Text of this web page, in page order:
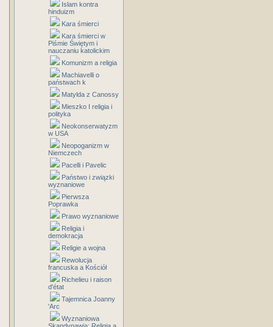
Islam kontra
hinduizm
Kara śmierci
Kara śmierci w
Piśmie Świętym i
nauczaniu katolickim
Komunizm a religia
Machiavelli o
państwach k
Matylda z Canossy
Mieszko I religia i
polityka
Neokonserwatyzm
w USA
Neopoganizm w
Niemczech
Pacelli i Pavelic
Państwo i związki
wyznaniowe
Pierwsza
Poprawka
Prawo wyznaniowe
Religia i
demokracja
Religie a wojna
Rewolucja
francuska a Kościół
Richelieu i raison
d'état
Tajemnica Joanny
'Arc
Wyznaniowa